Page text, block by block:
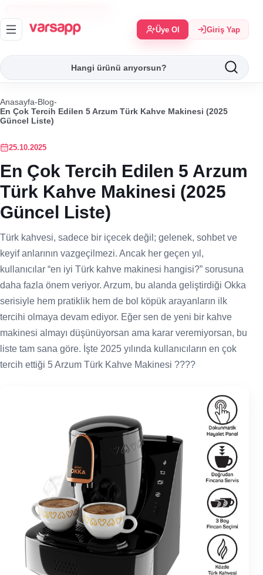
Üye Ol Giriş Yap
Anasayfa-Blog-
En Çok Tercih Edilen 5 Arzum Türk Kahve Makinesi (2025
Güncel Liste)
25.10.2025
En Çok Tercih Edilen 5 Arzum
Türk Kahve Makinesi (2025
Güncel Liste)
Türk kahvesi, sadece bir içecek değil; gelenek, sohbet ve
keyif anlarının vazgeçilmezi. Ancak her geçen yıl,
kullanıcılar “en iyi Türk kahve makinesi hangisi?” sorusuna
daha fazla önem veriyor. Arzum, bu alanda geliştirdiği Okka
serisiyle hem pratiklik hem de bol köpük arayanların ilk
tercihi olmaya devam ediyor. Eğer sen de yeni bir kahve
makinesi almayı düşünüyorsan ama karar veremiyorsan, bu
liste tam sana göre. İşte 2025 yılında kullanıcıların en çok
tercih ettiği 5 Arzum Türk Kahve Makinesi ????